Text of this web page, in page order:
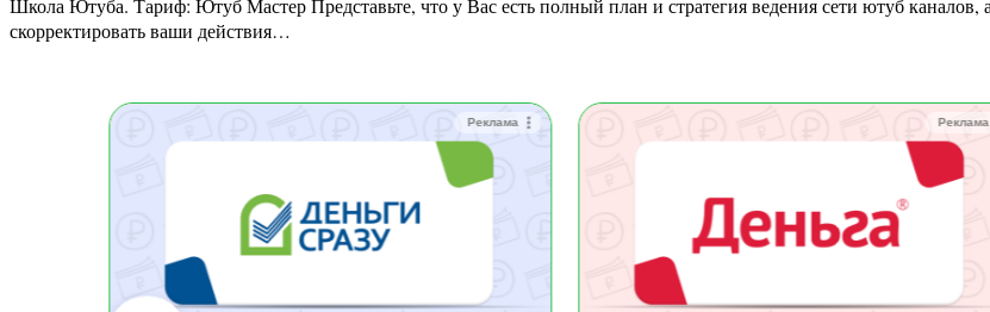
Школа Ютуба. Тариф: Ютуб Мастер Представьте, что у Вас есть полный план и стратегия ведения сети ютуб каналов, а так же обратная связь опытного наставника, который поможет
скорректировать ваши действия…
Реклама Реклама